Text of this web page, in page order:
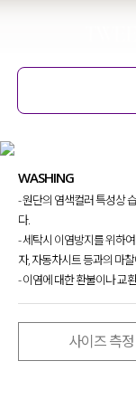
WASHING
- 원단의 염색컬러 특성상
다.
- 세탁시 이염방지를 위하
자, 자동차시트 등과의 마
- 이염에 대한 환불이나 교
사이즈 측